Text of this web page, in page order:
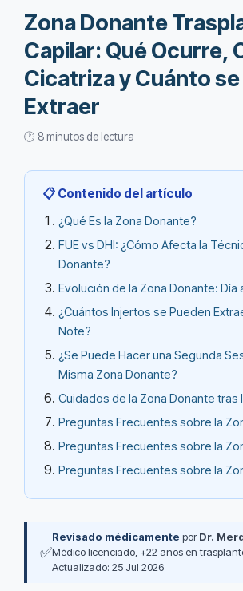
Zona Donante
Capilar: Qué Ocurre,
Cicatriza y Cuánto
Extraer
🕐 8 minutos de lectura
📋 Contenido del artículo
¿Qué Es la Zona Donante?
FUE vs DHI: ¿Cómo Afecta la
Donante?
Evolución de la Zona Donante: Día
¿Cuántos Injertos se Pueden
Note?
¿Se Puede Hacer una Segunda
Misma Zona Donante?
Cuidados de la Zona Donante tras
Preguntas Frecuentes sobre la
Preguntas Frecuentes sobre la
Preguntas Frecuentes sobre la
✅
Revisado médicamente porDr.
Médico licenciado, +22 años en
Actualizado: 25 Jul 2026